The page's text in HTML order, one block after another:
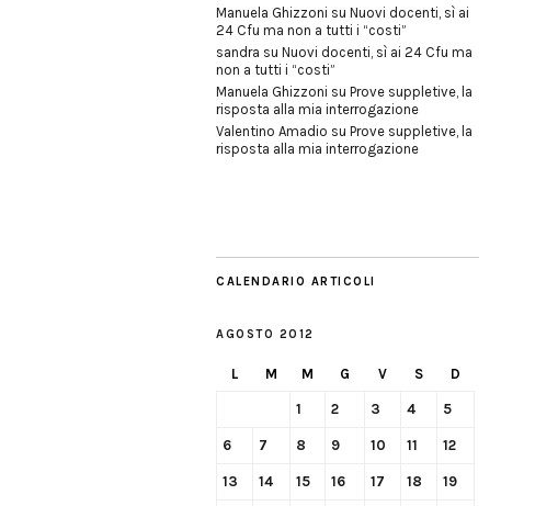
Manuela Ghizzoni su Nuovi docenti, sì ai
24 Cfu ma non a tutti i “costi”
sandra su Nuovi docenti, sì ai 24 Cfu ma
non a tutti i “costi”
Manuela Ghizzoni su Prove suppletive, la
risposta alla mia interrogazione
Valentino Amadio su Prove suppletive, la
risposta alla mia interrogazione
CALENDARIO ARTICOLI
AGOSTO 2012
L M M G V S D
1 2 3 4 5
6 7 8 9 10 11 12
13 14 15 16 17 18 19